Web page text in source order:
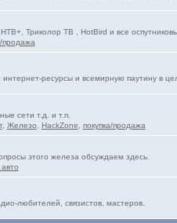
Триколор ТВ , HotBird и все
продажа
ресурсы и всемирную паутину в
сети т.д. и т.п.
, Железо HackZone покупка/продажа
этого железа обсуждаем здесь.
любителей, связистов, мастеров.